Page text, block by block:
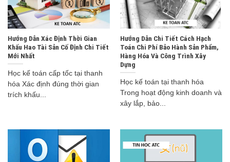
Hướng Dẫn Xác Định Thời Gian
Khấu Hao Tài Sản Cố Định Chi Tiết
Mới Nhất
Học kế toán cấp tốc tại thanh
hóa Xác định đúng thời gian
trích khấu...
Hướng Dẫn Chi Tiết Cách Hạch
Toán Chi Phí Bảo Hành Sản Phẩm,
Hàng Hóa Và Công Trình Xây
Dựng
Học kế toán tại thanh hóa
Trong hoạt động kinh doanh và
xây lắp, bảo...